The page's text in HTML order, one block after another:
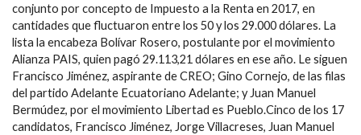
conjunto por concepto de Impuesto a la Renta en 2017, en
cantidades que fluctuaron entre los 50 y los 29.000 dólares. La
lista la encabeza Bolívar Rosero, postulante por el movimiento
Alianza PAIS, quien pagó 29.113,21 dólares en ese año. Le siguen
Francisco Jiménez, aspirante de CREO; Gino Cornejo, de las filas
del partido Adelante Ecuatoriano Adelante; y Juan Manuel
Bermúdez, por el movimiento Libertad es Pueblo.Cinco de los 17
candidatos, Francisco Jiménez, Jorge Villacreses, Juan Manuel